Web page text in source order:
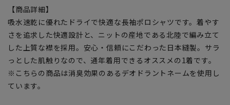
【商品詳細】
吸水速乾に優れたドライで快適な長袖ポロシャツです。着やす
さを追求した快適設計と、ニットの産地である北陸で編み立て
した上質な襟を採用。安心・信頼にこだわった日本縫製。サラ
っとした肌触りなので、通年着用できるオススメの1着です。
※こちらの商品は消臭効果のあるデオドラントネームを使用し
ています。